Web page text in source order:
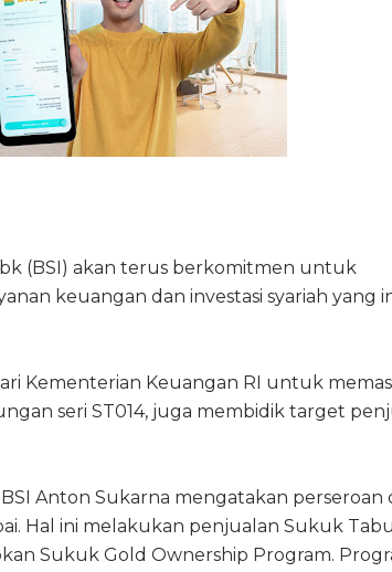
(BSI) akan terus berkomitmen untuk
keuangan dan investasi syariah yang
Kementerian Keuangan RI untuk
seri ST014, juga membidik target
Anton Sukarna mengatakan perseroan
Hal ini melakukan penjualan Sukuk
Sukuk Gold Ownership Program.